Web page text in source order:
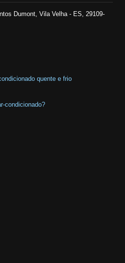
Dumont, Vila Velha - ES, 29109-
quente e frio
condicionado?